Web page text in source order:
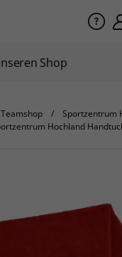
Teamshop
Sportzentrum
Hochland